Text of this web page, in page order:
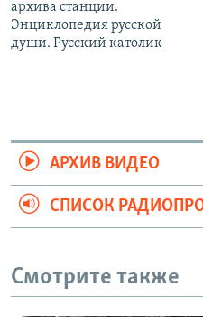
архива станции.
Энциклопедия русской
души. Русский католик
АРХИВ ВИДЕО
СПИСОК
Смотрите также